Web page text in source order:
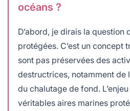
océans ?
D’abord, je dirais la question
protégées. C’est un concept
sont pas préservées des
destructrices, notamment de
du chalutage de fond.
véritables aires marines